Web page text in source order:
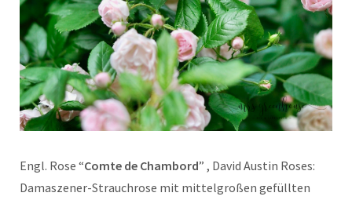
Engl. Rose “Comte de Chambord” , David Austin Roses:
Damaszener-Strauchrose mit mittelgroßen gefüllten